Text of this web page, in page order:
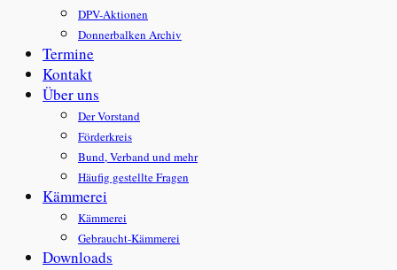
DPV-Aktionen
Donnerbalken Archiv
Termine
Kontakt
Über uns
Der Vorstand
Förderkreis
Bund, Verband und mehr
Häufig gestellte Fragen
Kämmerei
Kämmerei
Gebraucht-Kämmerei
Downloads